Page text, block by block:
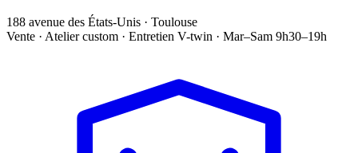
188 avenue des États-Unis · Toulouse
Vente · Atelier custom · Entretien V-twin · Mar–Sam 9h30–19h